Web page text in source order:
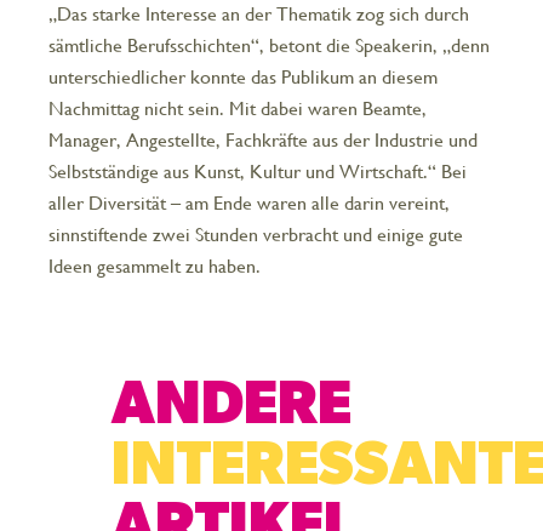
„Das starke Interesse an der Thematik zog sich durch
sämtliche Berufsschichten“, betont die Speakerin, „denn
unterschiedlicher konnte das Publikum an diesem
Nachmittag nicht sein. Mit dabei waren Beamte,
Manager, Angestellte, Fachkräfte aus der Industrie und
Selbstständige aus Kunst, Kultur und Wirtschaft.“ Bei
aller Diversität – am Ende waren alle darin vereint,
sinnstiftende zwei Stunden verbracht und einige gute
Ideen gesammelt zu haben.
ANDERE